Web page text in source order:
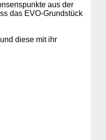
aus der
das EVO-Grundstück
diese mit ihr